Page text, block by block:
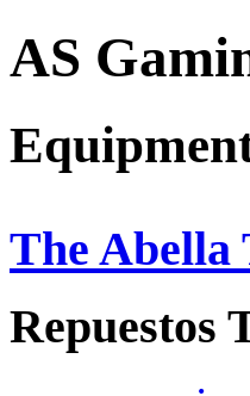
AS
The Abella
Repuestos